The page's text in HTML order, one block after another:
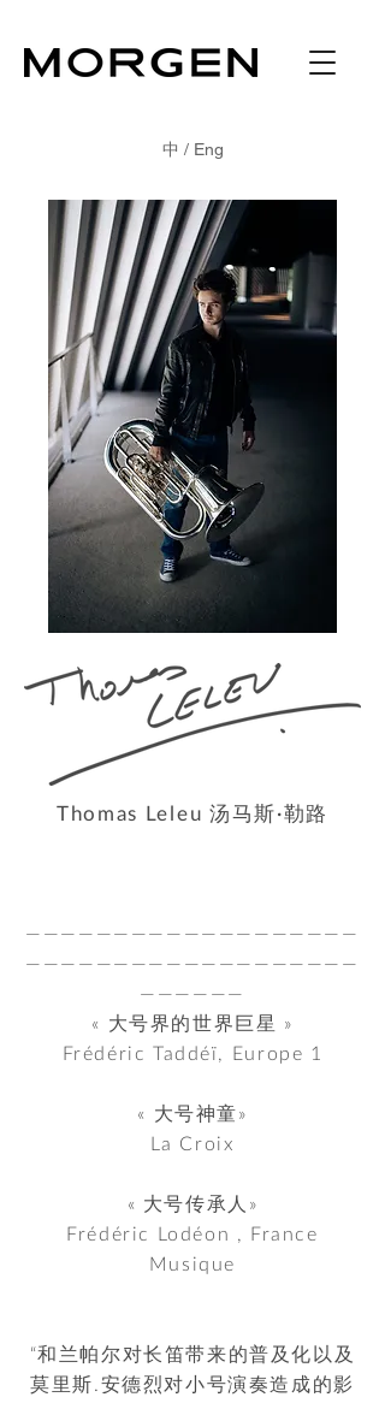
中 / Eng
Thomas Leleu 汤马斯·勒路
———————————————————
———————————————————
——————
« 大号界的世界巨星 »
Frédéric Taddéï, Europe 1
« 大号神童»
La Croix
« 大号传承人»
Frédéric Lodéon , France
Musique
“和兰帕尔对长笛带来的普及化以及
莫里斯.安德烈对小号演奏造成的影